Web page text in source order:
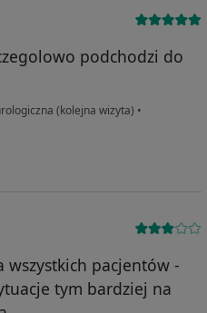
podchodzi do
(kolejna wizyta) •
wszystkich pacjentów -
tym bardziej na